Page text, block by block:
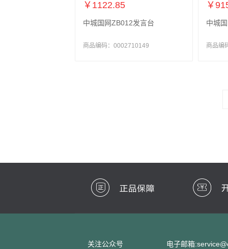
￥1122.85
中城国网ZB012发言台
商品编码：0002710149
￥
中城
商品编
关注公众号
电子邮箱